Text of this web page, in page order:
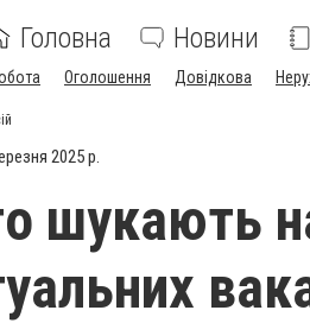
Головна Новини
Оголошення Довідкова
2025 р.
шукають